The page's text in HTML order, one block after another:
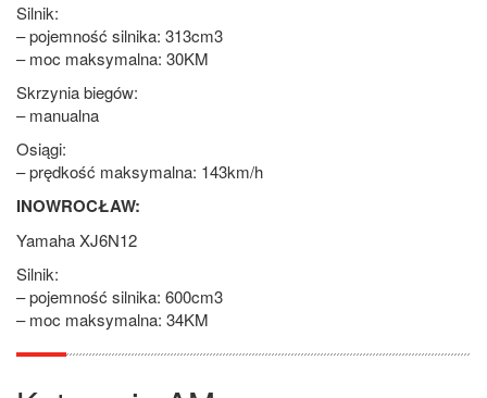
Silnik:
– pojemność silnika: 313cm3
– moc maksymalna: 30KM
Skrzynia biegów:
– manualna
Osiągi:
– prędkość maksymalna: 143km/h
INOWROCŁAW:
Yamaha XJ6N12
Silnik:
– pojemność silnika: 600cm3
– moc maksymalna: 34KM